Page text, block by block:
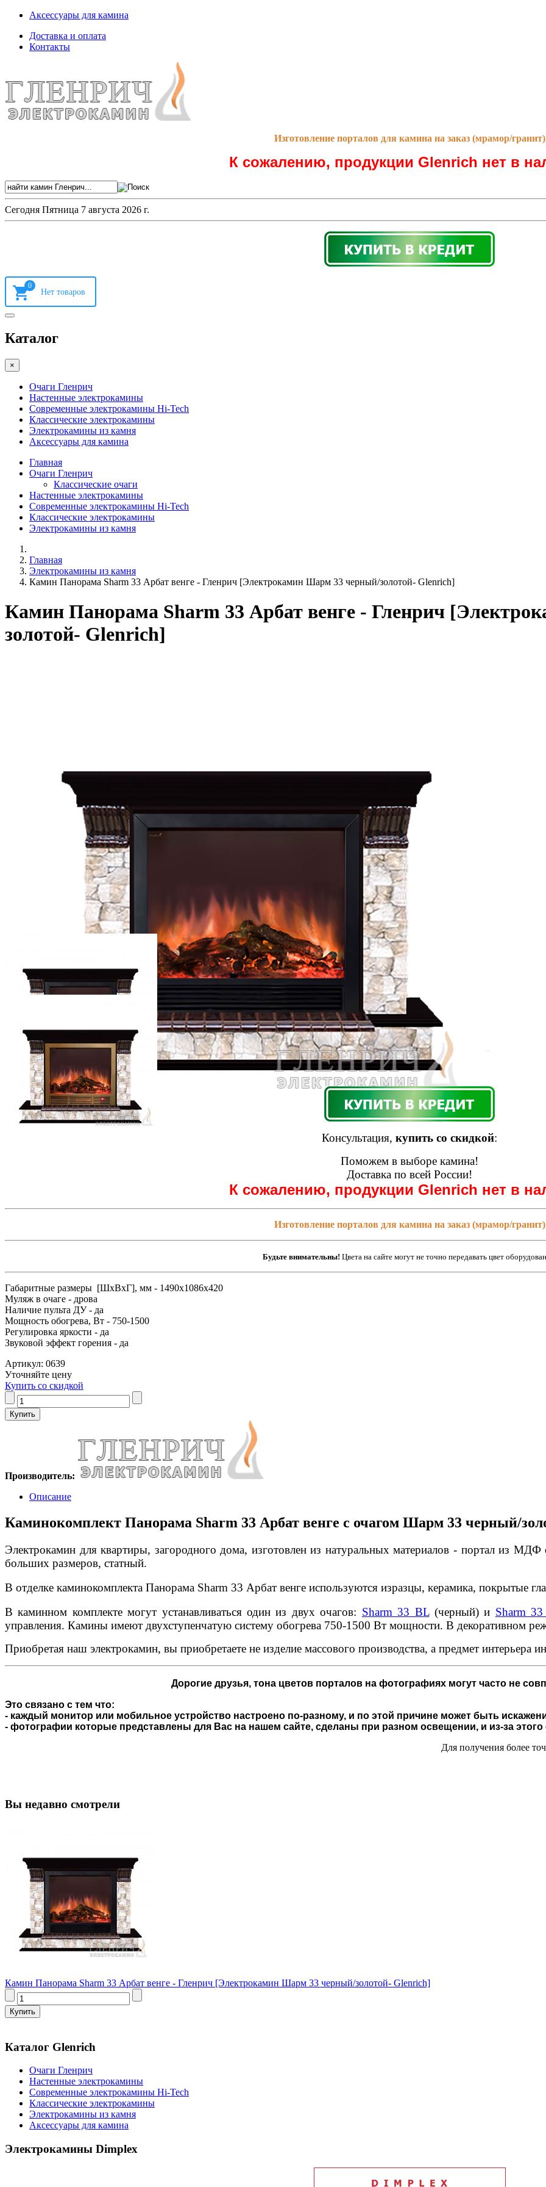
Аксессуары для камина
Доставка и оплата
Контакты
Изготовление порталов для камина на заказ (мрамор/гранит)
К сожалению, продукции Glenrich нет в
Сегодня Пятница 7 августа 2026 г.
0
Каталог
×
Очаги Гленрич
Настенные электрокамины
Современные электрокамины Hi-Tech
Классические электрокамины
Электрокамины из камня
Аксессуары для камина
Главная
Очаги Гленрич
Классические очаги
Настенные электрокамины
Современные электрокамины Hi-Tech
Классические электрокамины
Электрокамины из камня
Главная
Электрокамины из камня
Камин Панорама Sharm 33 Арбат венге - Гленрич [Электрокамин Шарм 33 черный/золотой- Glenrich]
Камин Панорама Sharm 33 Арбат венге - Гленрич
золотой- Glenrich]
Консультация, купить со скидкой:
Поможем в выборе камина!
Доставка по всей России!
К сожалению, продукции Glenrich нет в
Изготовление порталов для камина на заказ (мрамор/гранит)
Будьте внимательны! Цвета на сайте могут не точно передавать цвет
Габаритные размеры [ШxВxГ], мм - 1490x1086x420
Муляж в очаге - дрова
Наличие пульта ДУ - да
Мощность обогрева, Вт - 750-1500
Регулировка яркости - да
Звуковой эффект горения - да
Артикул: 0639
Уточняйте цену
Купить со скидкой
Производитель:
Описание
Каминокомплект Панорама Sharm 33 Арбат венге с очагом Шарм 33 черный/
Электрокамин для квартиры, загородного дома, изготовлен из натуральных материалов - портал из
больших размеров, статный.
В отделке каминокомплекта Панорама Sharm 33 Арбат венге используются изразцы, керамика, покрытые
В каминном комплекте могут устанавливаться один из двух очагов: Sharm 33 BL(черный) и Sharm
управления. Камины имеют двухступенчатую систему обогрева 750-1500 Вт мощности. В декоративном
Приобретая наш электрокамин, вы приобретаете не изделие массового производства, а предмет интерьера
Дорогие друзья, тона цветов порталов на фотографиях могут часто не
Это связано с тем что:
- каждый монитор или мобильное устройство настроено по-разному, и по этой причине может быть
- фотографии которые представлены для Вас на нашем сайте, сделаны при разном освещении, и из-за
Для получения более
Вы недавно смотрели
Камин Панорама Sharm 33 Арбат венге - Гленрич [Электрокамин Шарм 33 черный/золотой- Glenrich]
Каталог Glenrich
Очаги Гленрич
Настенные электрокамины
Современные электрокамины Hi-Tech
Классические электрокамины
Электрокамины из камня
Аксессуары для камина
Электрокамины Dimplex